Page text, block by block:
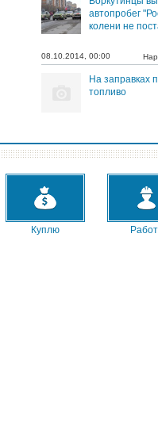
автопробег
колени не
08.10.2014, 00:00
На заправках
топливо
Куплю